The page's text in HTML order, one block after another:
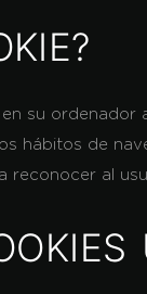
su
hábitos de
reconocer al